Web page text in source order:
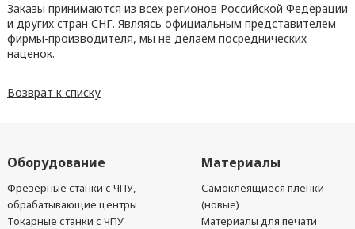
Заказы принимаются из всех регионов Российской Федерации
и других стран СНГ. Являясь официальным представителем
фирмы-производителя, мы не делаем посреднических
наценок.
Возврат к списку
Оборудование
Фрезерные станки с ЧПУ,
обрабатывающие центры
Токарные станки с ЧПУ
Материалы
Самоклеящиеся пленки
(новые)
Материалы для печати